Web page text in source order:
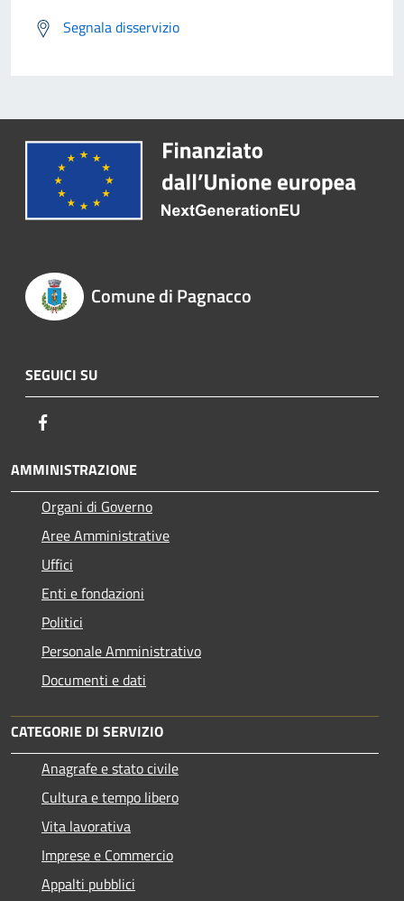
Segnala disservizio
Comune di Pagnacco
SEGUICI SU
AMMINISTRAZIONE
Organi di Governo
Aree Amministrative
Uffici
Enti e fondazioni
Politici
Personale Amministrativo
Documenti e dati
CATEGORIE DI SERVIZIO
Anagrafe e stato civile
Cultura e tempo libero
Vita lavorativa
Imprese e Commercio
Appalti pubblici